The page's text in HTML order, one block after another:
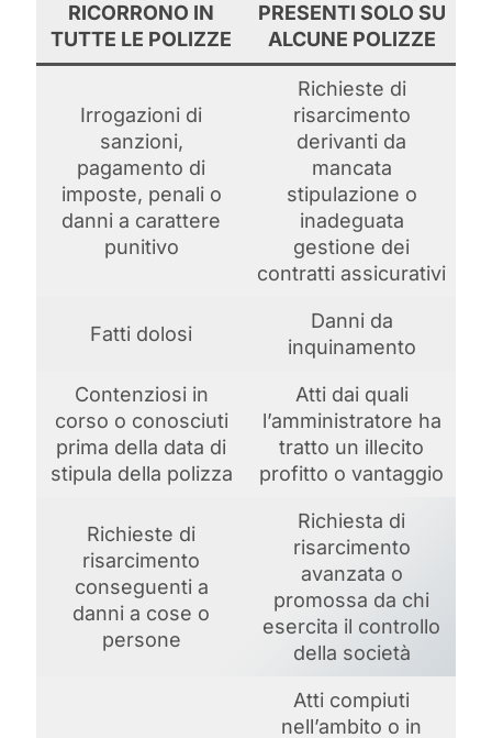
RICORRONO IN
TUTTE LE POLIZZE
PRESENTI SOLO SU
ALCUNE POLIZZE
Irrogazioni di
sanzioni,
pagamento di
imposte, penali o
danni a carattere
punitivo
Richieste di
risarcimento
derivanti da
mancata
stipulazione o
inadeguata
gestione dei
contratti assicurativi
Fatti dolosi
Danni da
inquinamento
Contenziosi in
corso o conosciuti
prima della data di
stipula della polizza
Atti dai quali
l’amministratore ha
tratto un illecito
profitto o vantaggio
Richieste di
risarcimento
conseguenti a
danni a cose o
persone
Richiesta di
risarcimento
avanzata o
promossa da chi
esercita il controllo
della società
Atti compiuti
nell’ambito o in